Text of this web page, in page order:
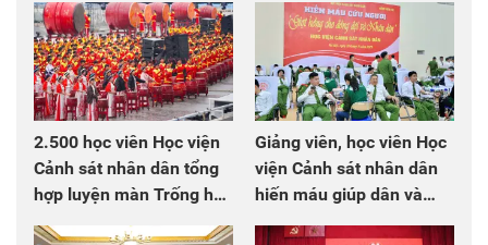
2.500 học viên Học viện
Cảnh sát nhân dân tổng
hợp luyện màn Trống hội
chào mừng Đại hội Đảng
Giảng viên, học viên Học
viện Cảnh sát nhân dân
hiến máu giúp dân và
đồng đội